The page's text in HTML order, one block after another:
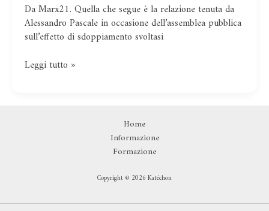
Da Marx21. Quella che segue è la relazione tenuta da
Alessandro Pascale in occasione dell’assemblea pubblica
sull’effetto di sdoppiamento svoltasi
rossa”
Leggi tutto »
Home
Informazione
Formazione
Copyright © 2026 Katéchon